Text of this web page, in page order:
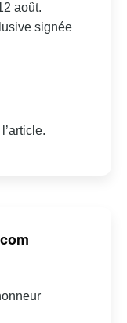
août.
signée